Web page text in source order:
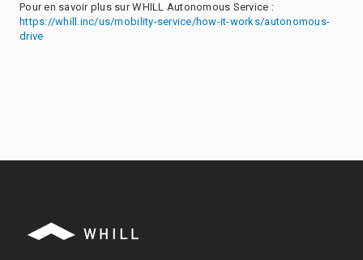
Pour en savoir plus sur WHILL Autonomous Service :
https://whill.inc/us/mobility-service/how-it-works/autonomous-
drive